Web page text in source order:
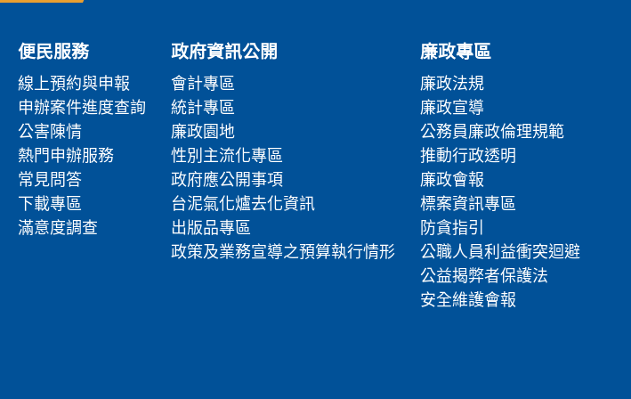
便民服務
線上預約與申報
申辦案件進度查詢
公害陳情
熱門申辦服務
常見問答
下載專區
滿意度調查
政府資訊公開
會計專區
統計專區
廉政園地
性別主流化專區
政府應公開事項
台泥氣化爐去化資訊
出版品專區
政策及業務宣導之預算執行情形
廉政專區
廉政法規
廉政宣導
公務員廉政倫理規範
推動行政透明
廉政會報
標案資訊專區
防貪指引
公職人員利益衝突迴避
公益揭弊者保護法
安全維護會報